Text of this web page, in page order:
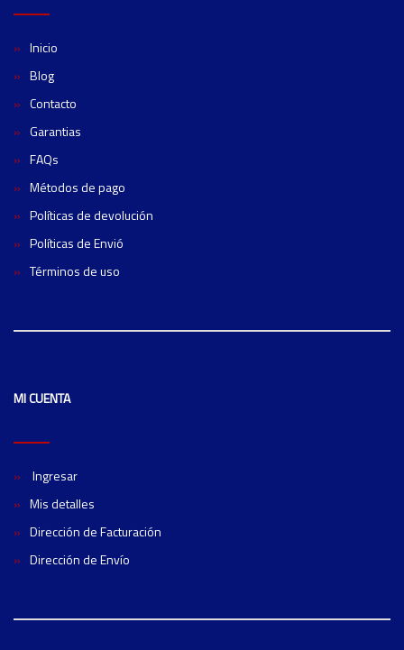
Inicio
Blog
Contacto
Garantias
FAQs
Métodos de pago
Políticas de devolución
Políticas de Envió
Términos de uso
MI CUENTA
Ingresar
Mis detalles
Dirección de Facturación
Dirección de Envío